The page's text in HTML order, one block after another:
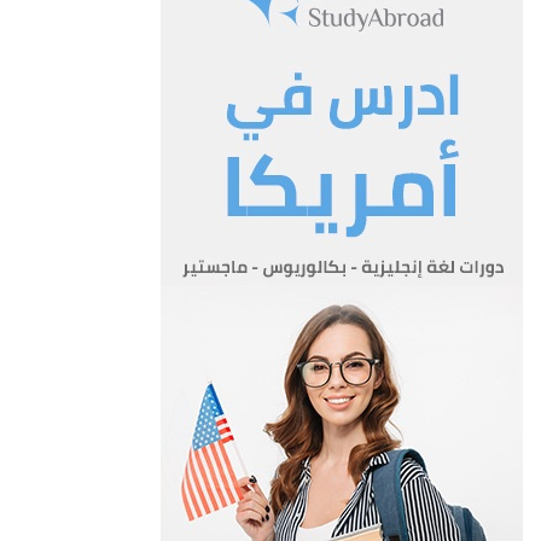
قائم بما في ذلك هدم الابنية وتركيب الادوات
سقف : الجانب السفلي من سقف او سطح سواء كان مطليا او
مغطى بألواح او بمواد اخرى مشابهة .
قبو : اي طابق تحت سطح الارض كليا .
المجمع التسربي : الحفرة المخصصة لجمع المياه المستخلصة من
الفضلات السائلة وتصريفها خلال فجوات ومسامات التربة .
الثقل الذاتي : الثقل الحقيقي للجدران او الارضيات او السقوف او
بناية منفصلة : بناية غير متصلة بأي بناية اخرى من اية جهة .
جدار خارجي: الجدار المتاخم للساحات الخارجية والداخلية .
مصنع : اي بناء مرخص يتعاطى اية صناعة بموجب قانون الحرف
مساحة ارض البناء : مساحة الارض المستعملة للبناء وتشمل المساحة
التي تشغلها الجدران الخارجية والداخلية والقسامات.